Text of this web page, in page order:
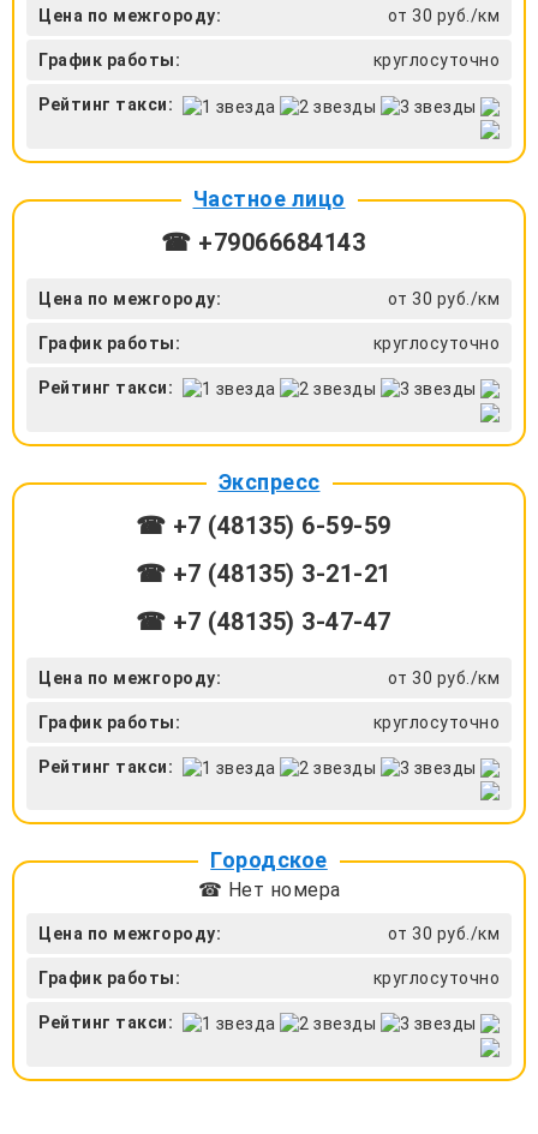
Цена по межгороду: от 30 руб./км
График работы: круглосуточно
Рейтинг такси:
Частное лицо
☎ +79066684143
Цена по межгороду: от 30 руб./км
График работы: круглосуточно
Рейтинг такси:
Экспресс
☎ +7 (48135) 6-59-59
☎ +7 (48135) 3-21-21
☎ +7 (48135) 3-47-47
Цена по межгороду: от 30 руб./км
График работы: круглосуточно
Рейтинг такси:
Городское
☎ Нет номера
Цена по межгороду: от 30 руб./км
График работы: круглосуточно
Рейтинг такси: